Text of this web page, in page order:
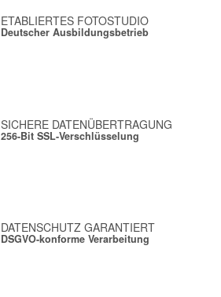
ETABLIERTES FOTOSTUDIO
Deutscher Ausbildungsbetrieb
SICHERE DATENÜBERTRAGUNG
256-Bit SSL-Verschlüsselung
DATENSCHUTZ GARANTIERT
DSGVO-konforme Verarbeitung